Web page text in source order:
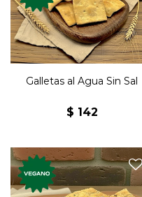
Galletas al Agua Sin Sal
$ 142